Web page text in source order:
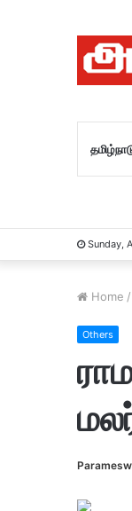
Sunday,
Home /
Others